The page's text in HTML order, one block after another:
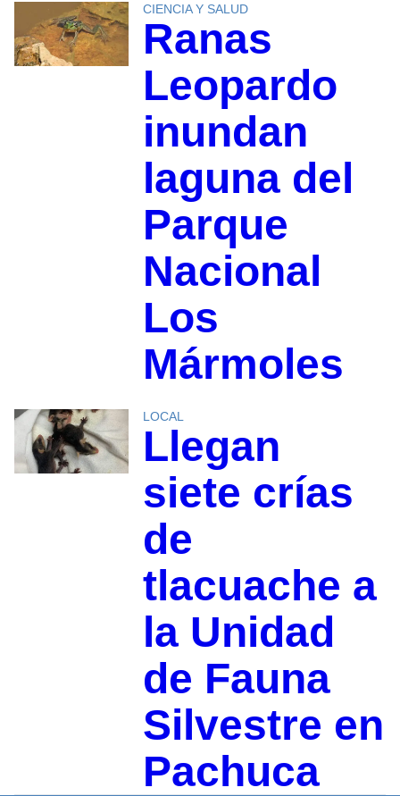
CIENCIA Y SALUD
Ranas
Leopardo
inundan
laguna del
Parque
Nacional
Los
Mármoles
LOCAL
Llegan
siete crías
de
tlacuache a
la Unidad
de Fauna
Silvestre en
Pachuca